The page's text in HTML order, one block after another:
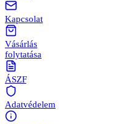
Kapcsolat
Vásárlás
folytatása
ÁSZF
Adatvédelem